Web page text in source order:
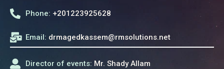
Phone: +201223925628
Email: drmagedkassem@rmsolutions.net
Director of events: Mr. Shady Allam